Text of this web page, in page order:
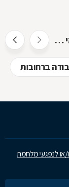
אנשים שחיפשו עורכי דין לדיני ביטוח לאומי חיפשו גם
ברחובות
או לנפגעי מלחמת